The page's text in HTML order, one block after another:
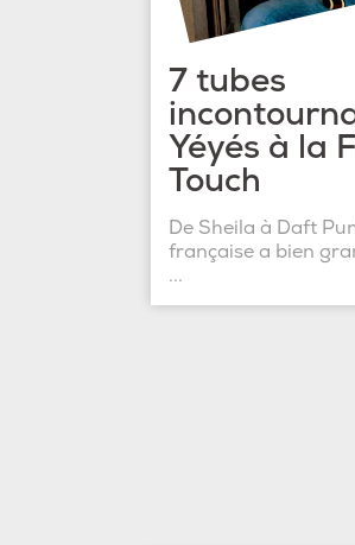
7 tubes
Yéyés à la
Touch
De Sheila à Daft
française a bien
...